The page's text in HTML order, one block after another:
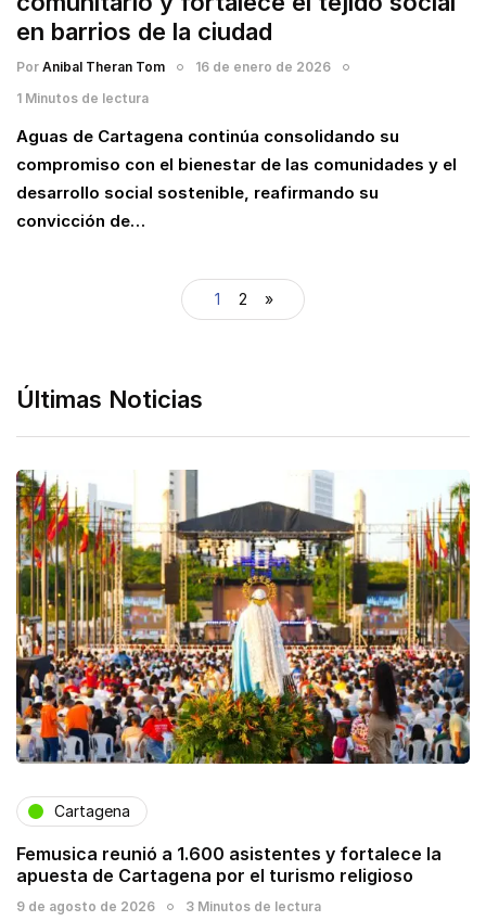
en barrios de la ciudad
Por Anibal Theran Tom
16 de enero de 2026
1 Minutos de lectura
Aguas de Cartagena continúa consolidando su
compromiso con el bienestar de las comunidades y el
desarrollo social sostenible, reafirmando su
convicción de…
1 2 »
Últimas Noticias
Cartagena
Femusica reunió a 1.600 asistentes y fortalece la
apuesta de Cartagena por el turismo religioso
9 de agosto de 2026 3 Minutos de lectura